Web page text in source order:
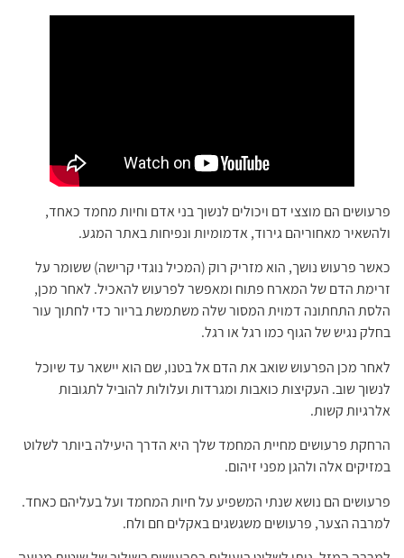
הם מוצצי דם ויכולים לנשוך בני אדם וחיות מחמד כאחד,
מאחוריהם גירוד, אדמומיות ונפיחות באתר המגע.
פרעוש נושך, הוא מזריק רוק (המכיל נוגדי קרישה) ששומר על
הדם של המארח פתוח ומאפשר לפרעוש להאכיל. לאחר מכן,
התחתונה דמוית המסור שלה משתמשת בריור כדי לחתוך עור
נגיש של הגוף כמו רגל או רגל.
מכן הפרעוש שואב את הדם אל בטנו, שם הוא יישאר עד שיוכל
שוב. העקיצות כואבות ומגרדות ועלולות להוביל לתגובות
קשות.
פרעושים מחיית המחמד שלך היא הדרך היעילה ביותר לשלוט
אלה ולהגן מפני זיהום.
הם נושא שנתי המשפיע על חיות המחמד ועל בעליהם כאחד.
הצער, פרעושים משגשגים באקלים חם ולח.